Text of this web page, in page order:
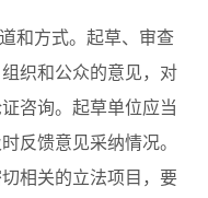
方式。起草、审查
织和公众的意见，对
咨询。起草单位应当
反馈意见采纳情况。
相关的立法项目，要